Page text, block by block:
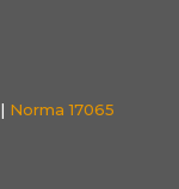
| Norma 17065